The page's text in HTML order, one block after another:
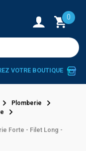
0
VOTRE BOUTIQUE
Plomberie
Forte - Filet Long -